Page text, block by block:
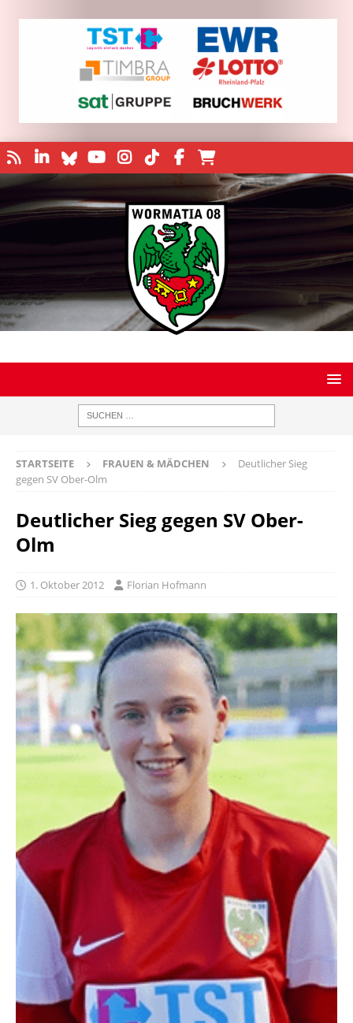
STARTSEITE FRAUEN & MÄDCHEN
Deutlicher Sieg
gegen SV Ober-Olm
Deutlicher Sieg gegen SV Ober-
Olm
1. Oktober 2012 Florian Hofmann